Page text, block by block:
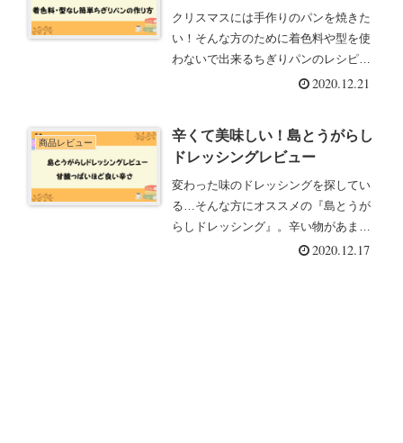
クリスマスには手作りのパンを焼きた
い！そんな方のために着色料や型を使
わないで出来るちぎりパンのレシピを
2020.12.21
商品レビュー
辛くて美味しい！島とうがらし
ドレッシングレビュー
変わった味のドレッシングを探してい
る…そんな方にオススメの『島とうが
らしドレッシング』。辛い物があまり
得意じゃない私でも食べられる、ほど
2020.12.17